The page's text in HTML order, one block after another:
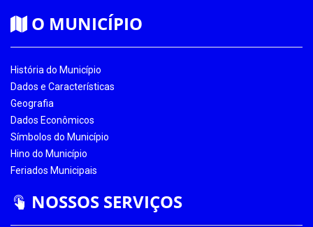
O MUNICÍPIO
História do Município
Dados e Características
Geografia
Dados Econômicos
Símbolos do Município
Hino do Município
Feriados Municipais
NOSSOS SERVIÇOS